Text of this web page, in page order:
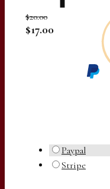
$20.00
$17.00
Paypal
Stripe